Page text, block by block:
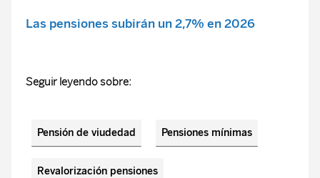
Las pensiones subirán un 2,7% en 2026
Seguir leyendo sobre:
Pensión de viudedad Pensiones mínimas
Revalorización pensiones